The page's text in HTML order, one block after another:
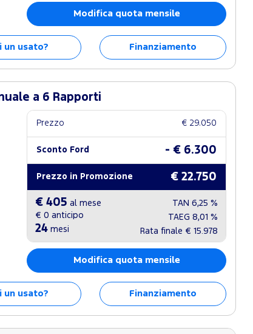
Modifica quota mensile
un usato? Finanziamento
a 6 Rapporti
Prezzo € 29.050
Sconto Ford - € 6.300
Prezzo in Promozione € 22.750
€ 405 al mese
€ 0 anticipo
24 mesi
TAN 6,25 %
TAEG 8,01 %
Rata finale € 15.978
Modifica quota mensile
un usato? Finanziamento